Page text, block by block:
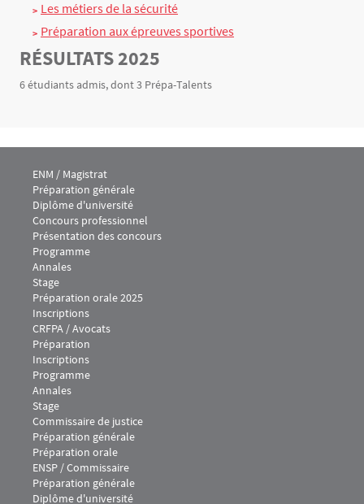
Les métiers de la sécurité
Préparation aux épreuves sportives
RÉSULTATS 2025
6 étudiants admis, dont 3 Prépa-Talents
Menu footer IEJ 1
ENM / Magistrat
Préparation générale
Diplôme d'université
Concours professionnel
Présentation des concours
Programme
Annales
Stage
Préparation orale 2025
Inscriptions
Menu footer IEJ 2
CRFPA / Avocats
Préparation
Inscriptions
Programme
Annales
Stage
Menu footer IEJ 3
Commissaire de justice
Préparation générale
Préparation orale
Menu footer IEJ 4
ENSP / Commissaire
Préparation générale
Diplôme d'université